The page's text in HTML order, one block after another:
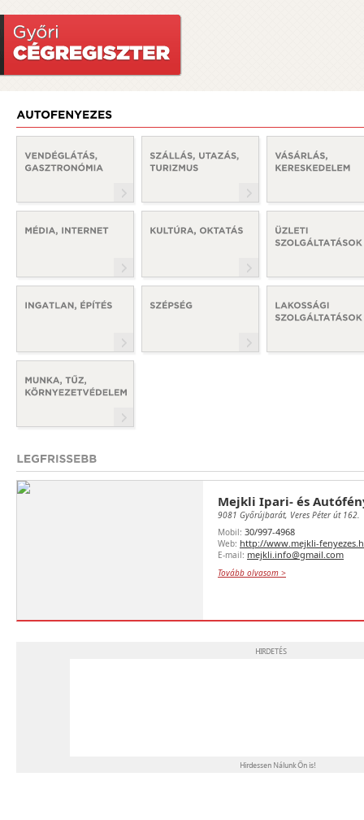
Mejkli Ipari- és
9081 Győrújbarát, Veres Péter út 162.
Mobil: 30/997-4968
Web: http://www.mejkli-
E-mail: mejkli.info@gmail.com
Tovább olvasom >